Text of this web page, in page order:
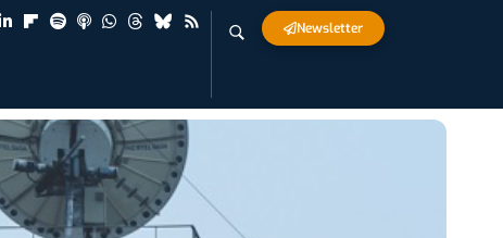
Newsletter